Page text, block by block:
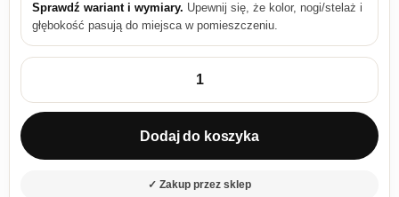
Sprawdź wariant i wymiary. Upewnij się, że kolor, nogi/stelaż i
głębokość pasują do miejsca w pomieszczeniu.
ilość Szafka kuchenna Gamma 60 D GAZ ZB
Dodaj do koszyka
✓ Zakup przez sklep